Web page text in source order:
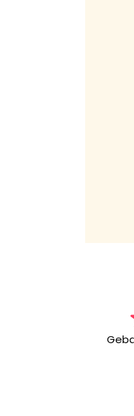
Fijn verblijf in een